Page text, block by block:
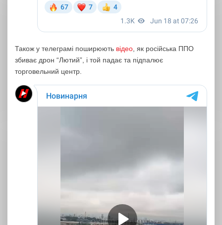
Також у телеграмі поширюють відео , як російська ППО
збиває дрон “Лютий”, і той падає та підпалює
торговельний центр.